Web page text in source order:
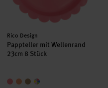
Hersteller:
Rico Design
Pappteller mit Wellenrand
23cm 8 Stück